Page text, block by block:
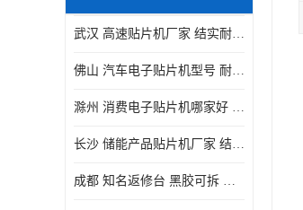
武汉 高速贴片机厂家 结实耐用 贴片效率高
佛山 汽车电子贴片机型号 耐振动 宽容性高
滁州 消费电子贴片机哪家好 结实耐用 全自动化
长沙 储能产品贴片机厂家 结实耐用 适用范围广
成都 知名返修台 黑胶可拆 对位 校正 贴放准确